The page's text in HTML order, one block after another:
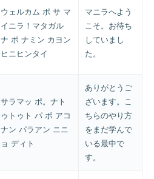
ウェルカム ポ サ マ
イニラ！マタガル
ナ ポ ナミン カヨン
ヒニヒンタイ
マニラへよう
こそ。お待ち
していまし
た。
サラマッ ポ。ナト
ゥトゥト パ ポ アコ
ナン パラアン ニニ
ョ ディト
ありがとうご
ざいます。こ
ちらのやり方
をまだ学んで
いる最中で
す。